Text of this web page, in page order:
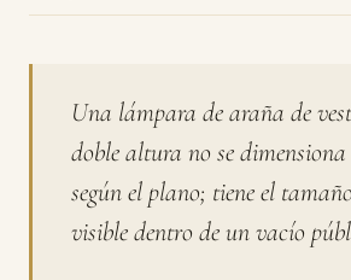
Una lámpara de araña de
doble altura no se
según el plano; tiene el
visible dentro de un vacío